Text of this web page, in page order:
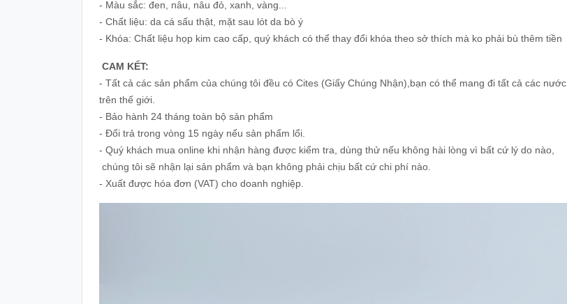
- Màu sắc: đen, nâu, nâu đỏ, xanh, vàng...
- Chất liệu: da cá sấu thật, mặt sau lót da bò ý
- Khóa: Chất liệu họp kim cao cấp, quý khách có thể thay đổi khóa theo sở thích mà ko phải bù thêm tiền
CAM KẾT:
- Tất cả các sản phẩm của chúng tôi đều có Cites (Giấy Chúng Nhận),bạn có thể mang đi tất cả các nước
trên thế giới.
- Bảo hành 24 tháng toàn bộ sản phẩm
- Đổi trả trong vòng 15 ngày nếu sản phẩm lổi.
- Quý khách mua online khi nhận hàng được kiểm tra, dùng thử nếu không hài lòng vì bất cứ lý do nào,
chúng tôi sẽ nhận lại sản phẩm và bạn không phải chịu bất cứ chi phí nào.
- Xuất được hóa đơn (VAT) cho doanh nghiệp.